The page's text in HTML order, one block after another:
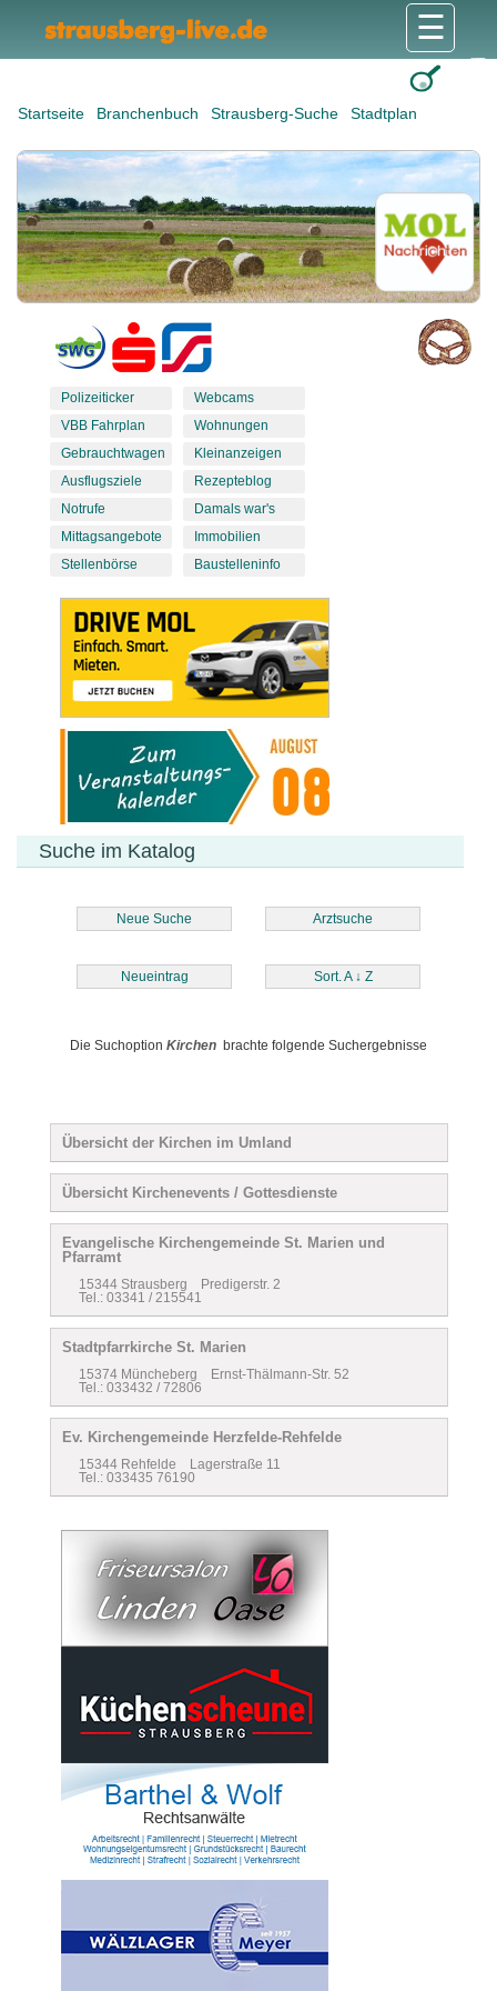
Startseite Branchenbuch Strausberg-Suche Stadtplan
☰
Polizeiticker
VBB Fahrplan
Gebrauchtwagen
Ausflugsziele
Notrufe
Mittagsangebote
Stellenbörse
Webcams
Wohnungen
Kleinanzeigen
Rezepteblog
Damals war's
Immobilien
Baustelleninfo
Suche im Katalog
Neue Suche Arztsuche
Neueintrag Sort. A ↓ Z
Die Suchoption Kirchen brachte folgende Suchergebnisse
Übersicht der Kirchen im Umland
Übersicht Kirchenevents / Gottesdienste
Evangelische Kirchengemeinde St. Marien und
Pfarramt
15344 Strausberg Predigerstr. 2
Tel.: 03341 / 215541
Stadtpfarrkirche St. Marien
15374 Müncheberg Ernst-Thälmann-Str. 52
Tel.: 033432 / 72806
Ev. Kirchengemeinde Herzfelde-Rehfelde
15344 Rehfelde Lagerstraße 11
Tel.: 033435 76190